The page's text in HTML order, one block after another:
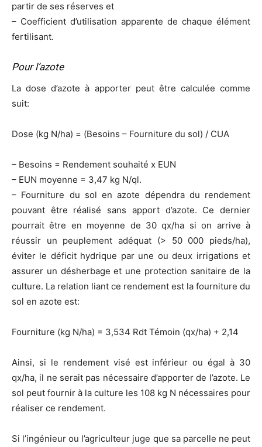
partir de ses réserves et
– Coefficient d’utilisation apparente de chaque élément
fertilisant.
Pour l’azote
La dose d’azote à apporter peut être calculée comme
suit:
Dose (kg N/ha) = (Besoins – Fourniture du sol) / CUA
– Besoins = Rendement souhaité x EUN
– EUN moyenne = 3,47 kg N/ql.
– Fourniture du sol en azote dépendra du rendement
pouvant être réalisé sans apport d’azote. Ce dernier
pourrait être en moyenne de 30 qx/ha si on arrive à
réussir un peuplement adéquat (> 50 000 pieds/ha),
éviter le déficit hydrique par une ou deux irrigations et
assurer un désherbage et une protection sanitaire de la
culture. La relation liant ce rendement est la fourniture du
sol en azote est:
Fourniture (kg N/ha) = 3,534 Rdt Témoin (qx/ha) + 2,14
Ainsi, si le rendement visé est inférieur ou égal à 30
qx/ha, il ne serait pas nécessaire d’apporter de l’azote. Le
sol peut fournir à la culture les 108 kg N nécessaires pour
réaliser ce rendement.
Si l’ingénieur ou l’agriculteur juge que sa parcelle ne peut